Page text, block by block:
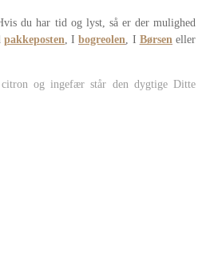
du har tid og lyst, så er der mulighed
pakkeposten, Ibogreolen, I Børseneller
citron og ingefær står den dygtige Ditte